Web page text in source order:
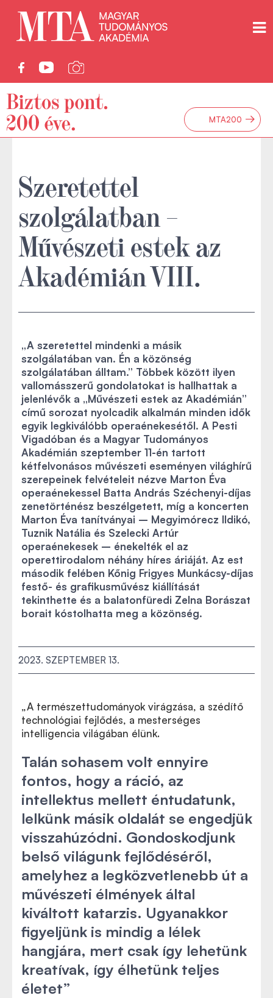
MTA200 →
Szeretettel
szolgálatban –
Művészeti estek az
Akadémián VIII.
„A szeretettel mindenki a másik
szolgálatában van. Én a közönség
szolgálatában álltam.” Többek között ilyen
vallomásszerű gondolatokat is hallhattak a
jelenlévők a „Művészeti estek az Akadémián”
című sorozat nyolcadik alkalmán minden idők
egyik legkiválóbb operaénekesétől. A Pesti
Vigadóban és a Magyar Tudományos
Akadémián szeptember 11-én tartott
kétfelvonásos művészeti eseményen világhírű
szerepeinek felvételeit nézve Marton Éva
operaénekessel Batta András Széchenyi-díjas
zenetörténész beszélgetett, míg a koncerten
Marton Éva tanítványai – Megyimórecz Ildikó,
Tuznik Natália és Szelecki Artúr
operaénekesek – énekelték el az
operettirodalom néhány híres áriáját. Az est
második felében Kőnig Frigyes Munkácsy-díjas
festő- és grafikusművész kiállítását
tekinthette és a balatonfüredi Zelna Borászat
borait kóstolhatta meg a közönség.
2023. SZEPTEMBER 13.
„A természettudományok virágzása, a szédítő
technológiai fejlődés, a mesterséges
intelligencia világában élünk.
Talán sohasem volt ennyire
fontos, hogy a ráció, az
intellektus mellett éntudatunk,
lelkünk másik oldalát se engedjük
visszahúzódni. Gondoskodjunk
belső világunk fejlődéséről,
amelyhez a legközvetlenebb út a
művészeti élmények által
kiváltott katarzis. Ugyanakkor
figyeljünk is mindig a lélek
hangjára, mert csak így lehetünk
kreatívak, így élhetünk teljes
életet”